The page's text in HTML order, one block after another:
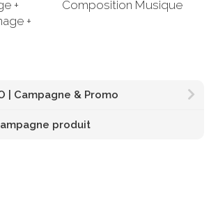
+
+
Composition Musique
| Campagne & Promo
produit